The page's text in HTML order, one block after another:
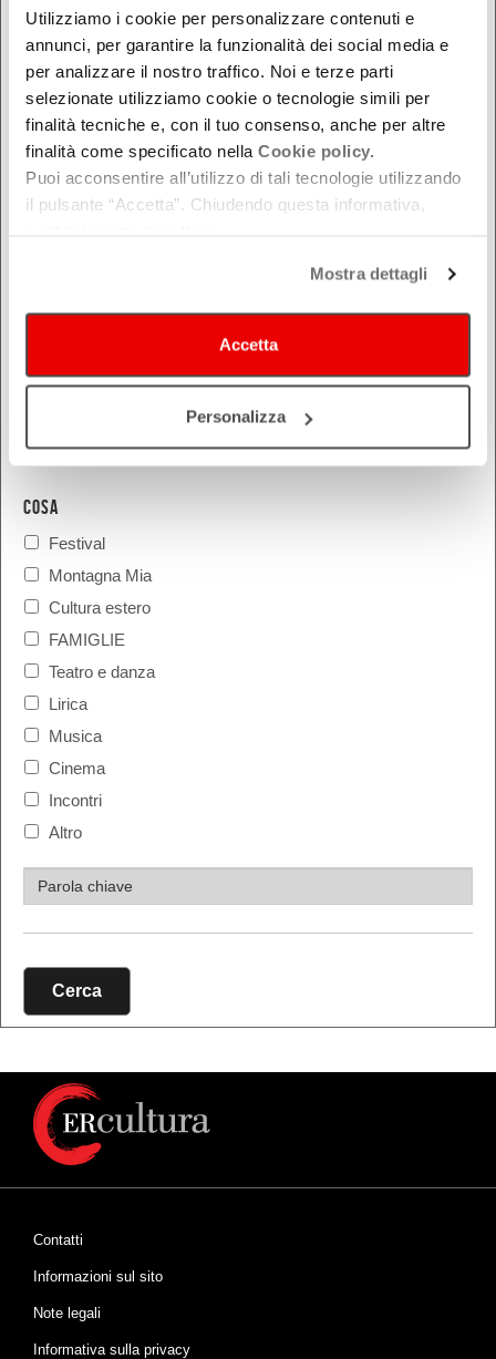
Utilizziamo i cookie per personalizzare contenuti e
annunci, per garantire la funzionalità dei social media e
per analizzare il nostro traffico. Noi e terze parti
selezionate utilizziamo cookie o tecnologie simili per
finalità tecniche e, con il tuo consenso, anche per altre
finalità come specificato nella Cookie policy.
Puoi acconsentire all’utilizzo di tali tecnologie utilizzando
il pulsante “Accetta”. Chiudendo questa informativa,
Mostra dettagli
Accetta
Personalizza
DOVE
Bologna
Forlì-Cesena
Modena
Parma
Piacenza
Rimini
COSA
Festival
Montagna Mia
Cultura estero
FAMIGLIE
Teatro e danza
Lirica
Musica
Cinema
Incontri
Altro
Cerca
Contatti
Informazioni sul sito
Note legali
Informativa sulla privacy